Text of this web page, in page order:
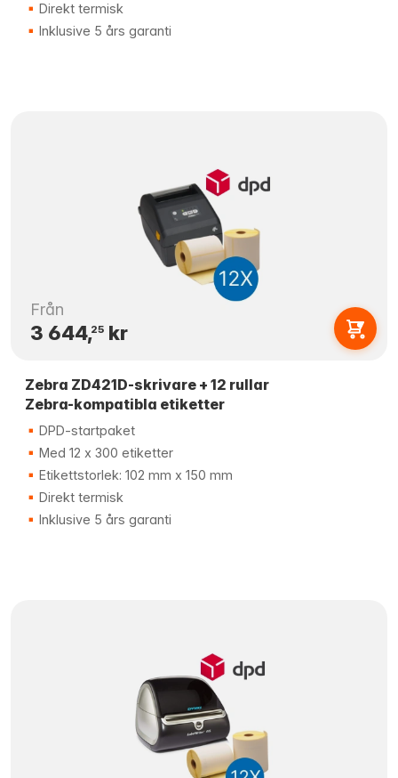
Direkt termisk
Inklusive 5 års garanti
Från
3 644,25kr
Zebra ZD421D-skrivare + 12 rullar
Zebra-kompatibla etiketter
DPD-startpaket
Med 12 x 300 etiketter
Etikettstorlek: 102 mm x 150 mm
Direkt termisk
Inklusive 5 års garanti